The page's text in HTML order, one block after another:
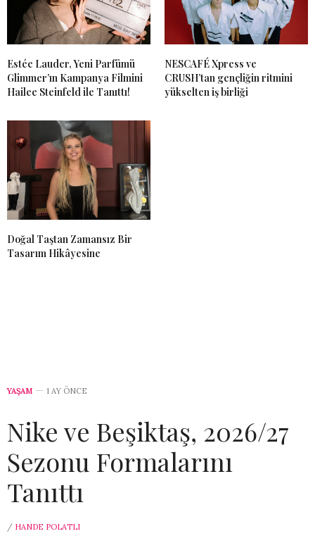
Estée Lauder, Yeni Parfümü
Glimmer’ın Kampanya Filmini
Hailee Steinfeld ile Tanıttı!
NESCAFÉ Xpress ve
CRUSH’tan gençliğin ritmini
yükselten iş birliği
Doğal Taştan Zamansız Bir
Tasarım Hikâyesine
YAŞAM 1 AY ÖNCE
Nike ve Beşiktaş, 2026/27
Sezonu Formalarını
Tanıttı
/ HANDE POLATLI